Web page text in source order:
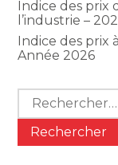
Indice des prix
l’industrie –
Indice des prix
Année 2026
Rechercher :